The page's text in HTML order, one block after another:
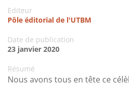
Editeur
Pôle éditorial de l'UTBM
Date de publication
23 janvier 2020
Résumé
Nous avons tous en tête ce